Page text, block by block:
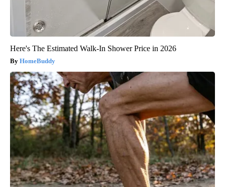
Here's The Estimated Walk-In Shower Price in 2026
HomeBuddy